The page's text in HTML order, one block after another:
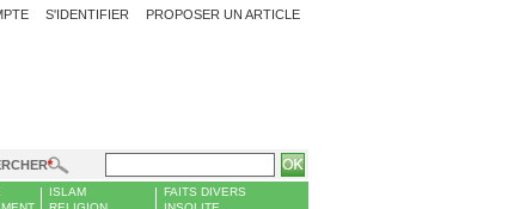
PROPOSER UN ARTICLE
S'IDENTIFIER
ISLAM
FAITS DIVERS